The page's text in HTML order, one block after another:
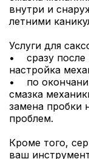
внутри и
летними
Услуги для
• сразу после
настройка
• по
смазка
замена пробки
проблем.
Кроме того,
ваш